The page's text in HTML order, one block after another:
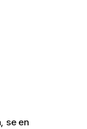
se en